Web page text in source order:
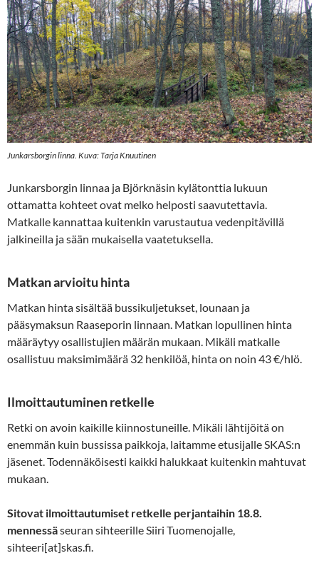
Junkarsborgin linna. Kuva: Tarja Knuutinen
Junkarsborgin linnaa ja Björknäsin kylätonttia lukuun
ottamatta kohteet ovat melko helposti saavutettavia.
Matkalle kannattaa kuitenkin varustautua vedenpitävillä
jalkineilla ja sään mukaisella vaatetuksella.
Matkan arvioitu hinta
Matkan hinta sisältää bussikuljetukset, lounaan ja
pääsymaksun Raaseporin linnaan. Matkan lopullinen hinta
määräytyy osallistujien määrän mukaan. Mikäli matkalle
osallistuu maksimimäärä 32 henkilöä, hinta on noin 43 €/hlö.
Ilmoittautuminen retkelle
Retki on avoin kaikille kiinnostuneille. Mikäli lähtijöitä on
enemmän kuin bussissa paikkoja, laitamme etusijalle SKAS:n
jäsenet. Todennäköisesti kaikki halukkaat kuitenkin mahtuvat
mukaan.
Sitovat ilmoittautumiset retkelle perjantaihin 18.8.
mennessäseuran sihteerille Siiri Tuomenojalle,
sihteeri[at]skas.fi.